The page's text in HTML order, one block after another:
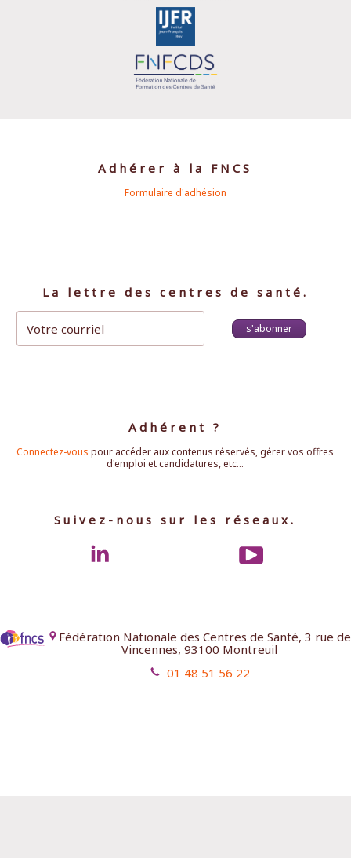
Adhérer à la FNCS
Formulaire d'adhésion
La lettre des centres de santé.
s'abonner
Adhérent ?
Connectez-vous pour accéder aux contenus réservés, gérer vos offres
d'emploi et candidatures, etc...
Suivez-nous sur les réseaux.
Fédération Nationale des Centres de Santé, 3 rue de
Vincennes, 93100 Montreuil
01 48 51 56 22